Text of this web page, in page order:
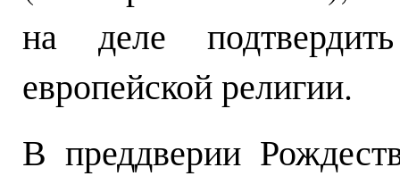
на деле
европейской религии.
В преддверии